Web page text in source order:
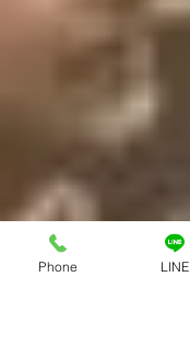
Phone LINE